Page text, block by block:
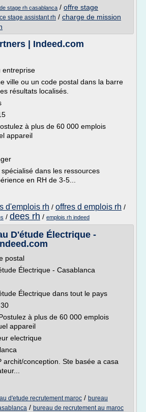
stage rh casablanca / offre stage
stage assistant rh / charge de mission
| Indeed.com
entreprise
ville ou un code postal dans la barre
résultats localisés.
à plus de 60 000 emplois
appareil
dans les ressources
en RH de 3-5...
d'emplois rh / offres d emplois rh /
/ dees rh / emplois rh indeed
D'étude Électrique -
postal
Électrique - Casablanca
Électrique dans tout le pays
à plus de 60 000 emplois
appareil
electrique
archit/conception. Ste basée a casa
d'etude recrutement maroc / bureau
/ bureau de recrutement au maroc